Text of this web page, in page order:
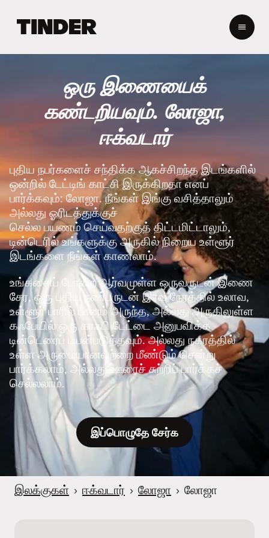
ஹோ
ம்
ஒரு இணையைக்
கண்டறியவும். லோஜா,
ஈக்வடார்
புதிய நபர்களைச் சந்திக்க ஆகச்சிறந்த இடங்களில்
ஒன்றில் டேட்டிங் காட்சி இருக்கிறதா எனப்
பார்க்கவும்: லோஜா. நீங்கள் இங்கு வசித்தாலும்
அல்லது ஓரிடத்துக்குச்
செல்ல பயணம் செய்வதற்குத் திட்டமிட்டாலும்,
டின்டெரில் உங்களுக்கு அருகில் நிறைய உள்ளூர்
இடங்களை நீங்கள் காணலாம்.
உங்களைப் போன்ற ஆர்வமுள்ள ஒருவருடன் இணை
சேர, ஒரு புதிய நண்பருடன் இரவு நேரத்தில் உலாவ,
உள்ளூர் பாரில் பானம் அருந்த, அல்லது அருகிலுள்ள
கஃபேயில் ஒரு காஃபி டேட்டை அனுபவிக்க
டின்டெரைப் பயன்படுத்தவும். அல்லது நகரத்தில்
உள்ள அருமையானவற்றை மீண்டும் சென்று
பார்க்கலாம், அல்லது ஊரைச் சுற்றிப் பார்க்கச்
செல்லலாம்.
இப்பொழுதே சேர்க
இலக்குகள் › ஈக்வடார் › லோஜா › லோஜா